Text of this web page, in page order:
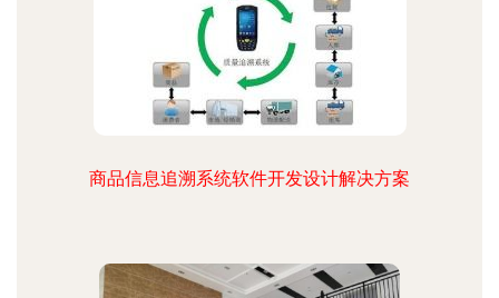
商品信息追溯系统软件开发设计解决方案